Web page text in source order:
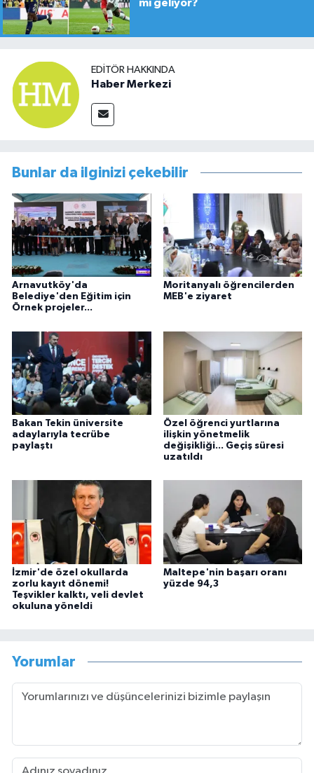
mı geliyor?
EDITÖR HAKKINDA
Haber Merkezi
Bunlar da ilginizi çekebilir
Arnavutköy'da
Belediye'den Eğitim için
Örnek projeler...
Moritanyalı öğrencilerden
MEB'e ziyaret
Bakan Tekin üniversite
adaylarıyla tecrübe
paylaştı
Özel öğrenci yurtlarına
ilişkin yönetmelik
değişikliği... Geçiş süresi
uzatıldı
İzmir'de özel okullarda
zorlu kayıt dönemi!
Teşvikler kalktı, veli devlet
okuluna yöneldi
Maltepe'nin başarı oranı
yüzde 94,3
Yorumlar